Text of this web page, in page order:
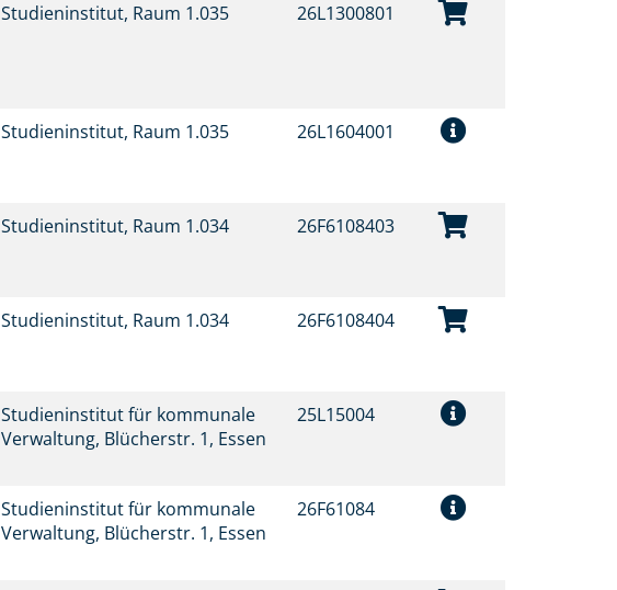
Studieninstitut, Raum 1.035 26L1300801
Studieninstitut, Raum 1.035 26L1604001
Studieninstitut, Raum 1.034 26F6108403
Studieninstitut, Raum 1.034 26F6108404
Studieninstitut für kommunale
Verwaltung, Blücherstr. 1, Essen
25L15004
Studieninstitut für kommunale
Verwaltung, Blücherstr. 1, Essen
26F61084